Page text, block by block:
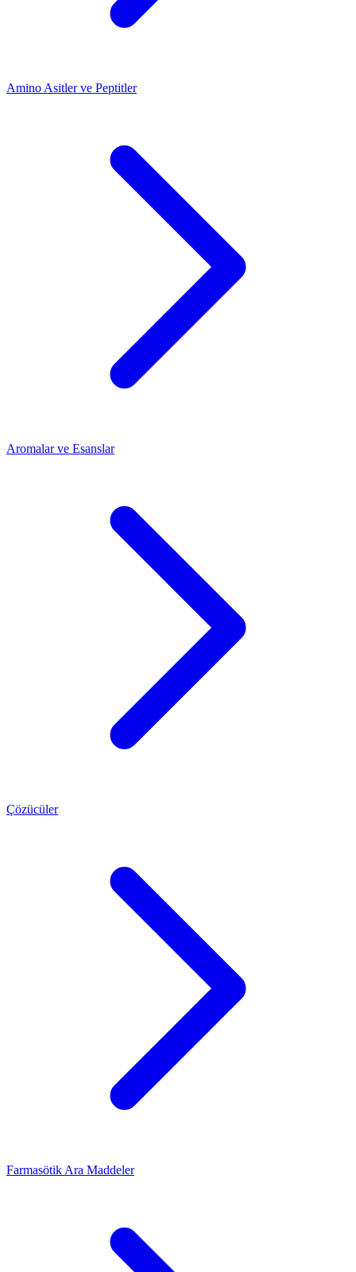
Amino Asitler ve Peptitler
Aromalar ve Esanslar
Çözücüler
Farmasötik Ara Maddeler